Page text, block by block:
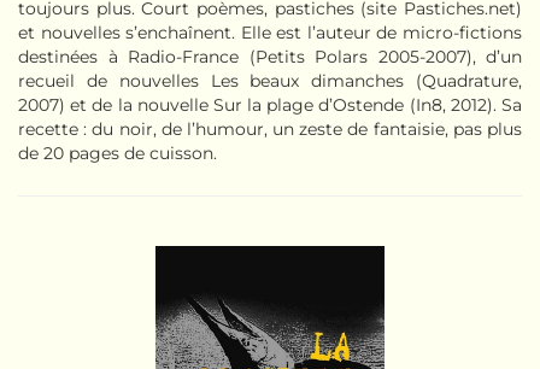
toujours plus. Court poèmes, pastiches (site Pastiches.net)
et nouvelles s’enchaînent. Elle est l’auteur de micro-fictions
destinées à Radio-France (Petits Polars 2005-2007), d’un
recueil de nouvelles Les beaux dimanches (Quadrature,
2007) et de la nouvelle Sur la plage d’Ostende (In8, 2012). Sa
recette : du noir, de l’humour, un zeste de fantaisie, pas plus
de 20 pages de cuisson.